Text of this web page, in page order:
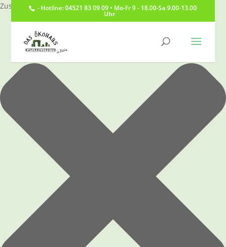
Zustimmung verwalten
- Hotline: 04521 83 09 09 • Mo-Fr 9 - 18.00-Sa 9.00-13.00
Uhr